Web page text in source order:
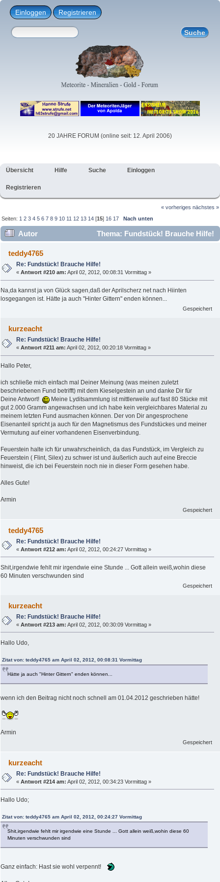
Einloggen Registrieren
20 JAHRE FORUM (online seit: 12. April 2006)
Übersicht Hilfe Suche Einloggen
Registrieren
« vorheriges nächstes »
Seiten: 1 2 3 4 5 6 7 8 9 10 11 12 13 14 [15] 16 17 Nach unten
Autor
Thema: Fundstück! Brauche Hilfe!
(Gelesen 67793 mal)
teddy4765
Re: Fundstück! Brauche Hilfe!
«Antwort #210 am: April 02, 2012, 00:08:31 Vormittag »
Na,da kannst ja von Glück sagen,daß der Aprilscherz net nach Hiinten
losgegangen ist. Hätte ja auch "Hinter Gittern" enden können...
Gespeichert
kurzeacht
Re: Fundstück! Brauche Hilfe!
«Antwort #211 am: April 02, 2012, 00:20:18 Vormittag »
Hallo Peter,
ich schließe mich einfach mal Deiner Meinung (was meinen zuletzt
beschriebenen Fund betrifft) mit dem Kieselgestein an und danke Dir für
Deine Antwort!
Meine Lyditsammlung ist mittlerweile auf fast 80 Stücke mit
gut 2.000 Gramm angewachsen und ich habe kein vergleichbares Material zu
meinem letzten Fund ausmachen können. Der von Dir angesprochene
Eisenanteil spricht ja auch für den Magnetismus des Fundstückes und meiner
Vermutung auf einer vorhandenen Eisenverbindung.
Feuerstein halte ich für unwahrscheinlich, da das Fundstück, im Vergleich zu
Feuerstein ( Flint, Silex) zu schwer ist und äußerlich auch auf eine Breccie
hinweist, die ich bei Feuerstein noch nie in dieser Form gesehen habe.
Alles Gute!
Armin
Gespeichert
teddy4765
Re: Fundstück! Brauche Hilfe!
«Antwort #212 am: April 02, 2012, 00:24:27 Vormittag »
Shit,irgendwie fehlt mir irgendwie eine Stunde ... Gott allein weiß,wohin diese
60 Minuten verschwunden sind
Gespeichert
kurzeacht
Re: Fundstück! Brauche Hilfe!
«Antwort #213 am: April 02, 2012, 00:30:09 Vormittag »
Hallo Udo,
Zitat von: teddy4765 am April 02, 2012, 00:08:31 Vormittag
Hätte ja auch "Hinter Gittern" enden können...
wenn ich den Beitrag nicht noch schnell am 01.04.2012 geschrieben hätte!
Armin
Gespeichert
kurzeacht
Re: Fundstück! Brauche Hilfe!
«Antwort #214 am: April 02, 2012, 00:34:23 Vormittag »
Hallo Udo;
Zitat von: teddy4765 am April 02, 2012, 00:24:27 Vormittag
Shit,irgendwie fehlt mir irgendwie eine Stunde ... Gott allein weiß,wohin diese 60
Minuten verschwunden sind
Ganz einfach: Hast sie wohl verpennt!